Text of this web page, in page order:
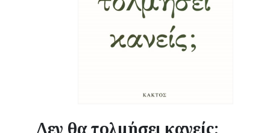
Δεν θα τολμήσει κανείς;